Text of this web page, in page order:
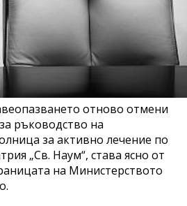
отново отмени
ръководство на
за активно лечение по
„Св. Наум“, става ясно от
на Министерството